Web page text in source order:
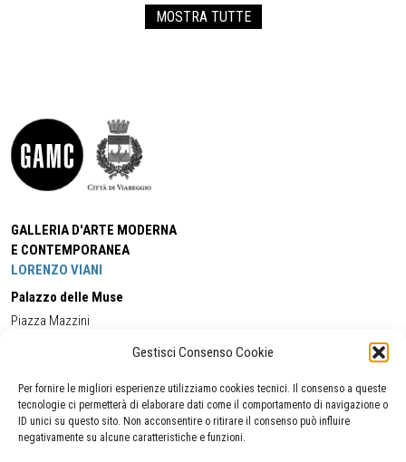
Gestisci Consenso Cookie
Per fornire le migliori esperienze utilizziamo cookies tecnici. Il consenso a queste
tecnologie ci permetterà di elaborare dati come il comportamento di navigazione o
ID unici su questo sito. Non acconsentire o ritirare il consenso può influire
negativamente su alcune caratteristiche e funzioni.
MOSTRA TUTTE
GALLERIA D'ARTE MODERNA
E CONTEMPORANEA
LORENZO VIANI
Palazzo delle Muse
Piazza Mazzini
Cell:+39 338 5714978 (orario apertura Galleria)
Tel:
+39 0584 944580
(orario 09.00/13.00)
Email:gamc@comune.viareggio.lu.it